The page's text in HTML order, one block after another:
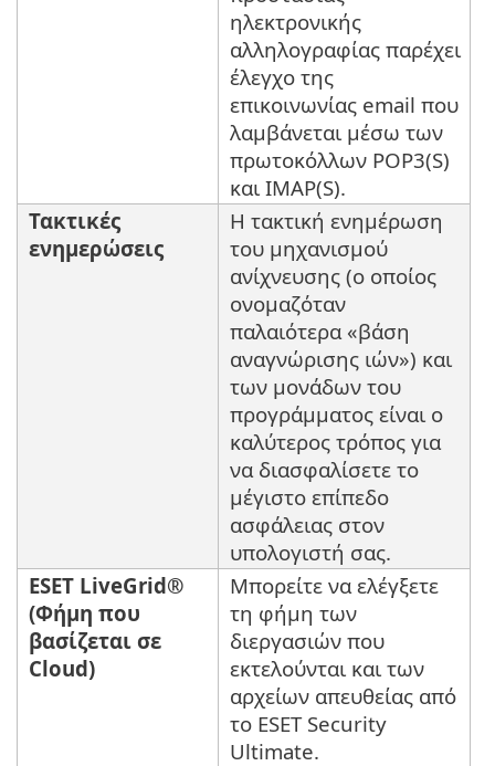
ηλεκτρονικής
αλληλογραφίας παρέχει
έλεγχο της
επικοινωνίας email που
λαμβάνεται μέσω των
πρωτοκόλλων POP3(S)
και IMAP(S).
Τακτικές
ενημερώσεις
Η τακτική ενημέρωση
του μηχανισμού
ανίχνευσης (ο οποίος
ονομαζόταν
παλαιότερα «βάση
αναγνώρισης ιών») και
των μονάδων του
προγράμματος είναι ο
καλύτερος τρόπος για
να διασφαλίσετε το
μέγιστο επίπεδο
ασφάλειας στον
υπολογιστή σας.
ESET LiveGrid®
(Φήμη που
βασίζεται σε
Cloud)
Μπορείτε να ελέγξετε
τη φήμη των
διεργασιών που
εκτελούνται και των
αρχείων απευθείας από
το ESET Security
Ultimate.